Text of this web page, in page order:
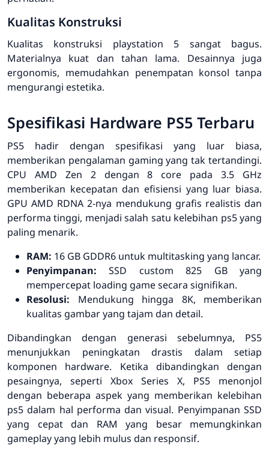
Kualitas Konstruksi
Kualitas konstruksi playstation 5 sangat bagus.
Materialnya kuat dan tahan lama. Desainnya juga
ergonomis, memudahkan penempatan konsol tanpa
mengurangi estetika.
Spesifikasi Hardware PS5 Terbaru
PS5 hadir dengan spesifikasi yang luar biasa,
memberikan pengalaman gaming yang tak tertandingi.
CPU AMD Zen 2 dengan 8 core pada 3.5 GHz
memberikan kecepatan dan efisiensi yang luar biasa.
GPU AMD RDNA 2-nya mendukung grafis realistis dan
performa tinggi, menjadi salah satu kelebihan ps5yang
paling menarik.
RAM: 16 GB GDDR6 untuk multitasking yang lancar.
Penyimpanan: SSD custom 825 GB yang
mempercepat loading game secara signifikan.
Resolusi: Mendukung hingga 8K, memberikan
kualitas gambar yang tajam dan detail.
Dibandingkan dengan generasi sebelumnya, PS5
menunjukkan peningkatan drastis dalam setiap
komponen hardware. Ketika dibandingkan dengan
pesaingnya, seperti Xbox Series X, PS5 menonjol
dengan beberapa aspek yang memberikan kelebihan
ps5 dalam hal performa dan visual. Penyimpanan SSD
yang cepat dan RAM yang besar memungkinkan
gameplay yang lebih mulus dan responsif.